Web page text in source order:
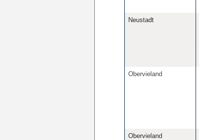
Neustadt
Obervieland
Obervieland